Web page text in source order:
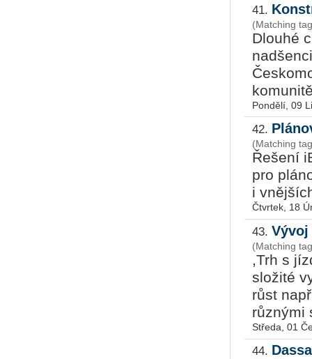
41.
(Matching
Dlouhé
Pondělí, 09
42.
(Matching
Řešení
pro
i
Čtvrtek, 18
43.
(Matching
,Trh s
složité
růst
různými
Středa, 01
44.